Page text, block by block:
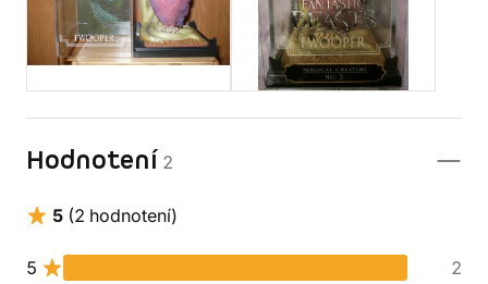
Hodnotení 2
5 (2 hodnotení)
5
2